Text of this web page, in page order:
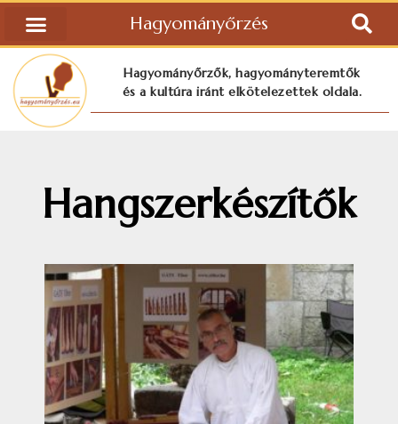
Hagyományőrzés
Hagyományőrzők, hagyományteremtők
és a kultúra iránt elkötelezettek oldala.
Hangszerkészítők